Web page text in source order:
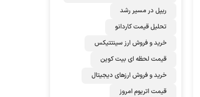
ریپل در مسیر رشد
تحلیل قیمت کاردانو
خرید و فروش ارز سینتتیکس
قیمت لحظه ای بیت کوین
خرید و فروش ارزهای دیجیتال
قیمت اتریوم امروز